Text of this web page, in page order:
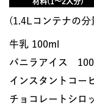
(1.4Lコンテナの分
牛乳 100ml
バニラアイス
インスタントコ
チョコレートシロ